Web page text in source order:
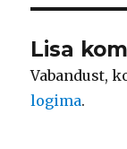
Lisa
Vabandust,
logima.